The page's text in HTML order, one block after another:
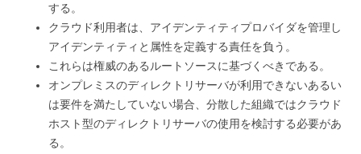
する。
クラウド利用者は、アイデンティティプロバイダを管理し
アイデンティティと属性を定義する責任を負う。
これらは権威のあるルートソースに基づくべきである。
オンプレミスのディレクトリサーバが利用できないあるい
は要件を満たしていない場合、分散した組織ではクラウド
ホスト型のディレクトリサーバの使用を検討する必要があ
る。